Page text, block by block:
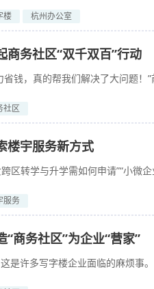
楼 杭州办公室
商务社区“双千双百”行动
钱，真的帮我们解决了大问题！
社区
楼宇服务新方式
区转学与升学需如何申请”“小微
服务
商务社区”为企业“营家”
是许多写字楼企业面临的麻烦事